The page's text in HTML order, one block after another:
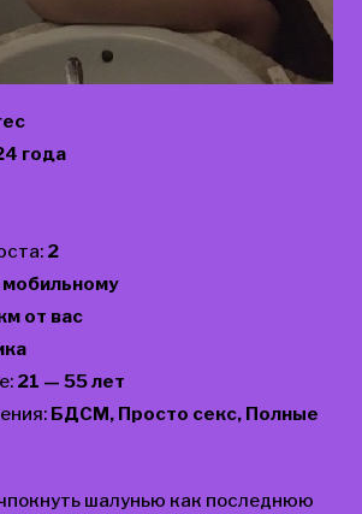
года
2
мобильному
от вас
21 — 55 лет
БДСМ, Просто секс, Полные
шалунью как последнюю